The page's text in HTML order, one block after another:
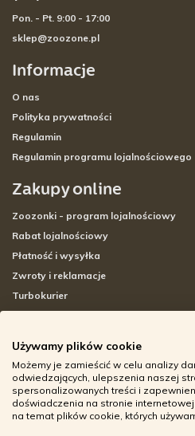
Informacje
O nas
Polityka prywatności
Regulamin
Regulamin programu lojalnościowego
Zakupy online
Zoozonki - program lojalnościowy
Rabat lojalnościowy
Płatność i wysyłka
Zwroty i reklamacje
Turbokurier
Adresy sklepów stacjonarnych
Godziny otwarcia sklepów
Aplikacja zoozone.pl
Zwroty i reklamacje
Pon. - Pt. 9:00 - 17:00
sklep@zoozone.pl
Używamy plików cookie
Możemy je zamieścić w celu analizy
odwiedzających, ulepszenia naszej
spersonalizowanych treści i
doświadczenia na stronie
na temat plików cookie, których